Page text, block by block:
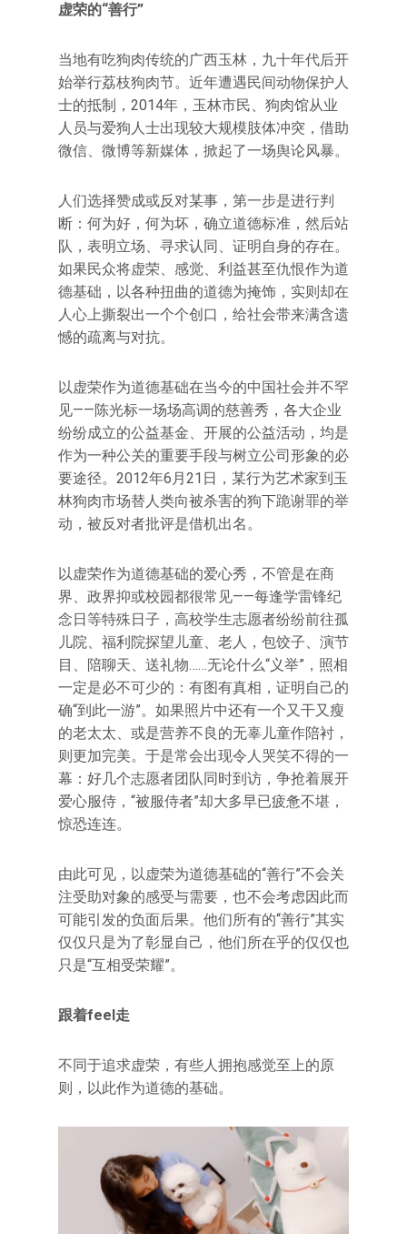
虚荣的“善行”
当地有吃狗肉传统的广西玉林，九十年代后开
始举行荔枝狗肉节。近年遭遇民间动物保护人
士的抵制，2014年，玉林市民、狗肉馆从业
人员与爱狗人士出现较大规模肢体冲突，借助
微信、微博等新媒体，掀起了一场舆论风暴。
人们选择赞成或反对某事，第一步是进行判
断：何为好，何为坏，确立道德标准，然后站
队，表明立场、寻求认同、证明自身的存在。
如果民众将虚荣、感觉、利益甚至仇恨作为道
德基础，以各种扭曲的道德为掩饰，实则却在
人心上撕裂出一个个创口，给社会带来满含遗
憾的疏离与对抗。
以虚荣作为道德基础在当今的中国社会并不罕
见——陈光标一场场高调的慈善秀，各大企业
纷纷成立的公益基金、开展的公益活动，均是
作为一种公关的重要手段与树立公司形象的必
要途径。2012年6月21日，某行为艺术家到玉
林狗肉市场替人类向被杀害的狗下跪谢罪的举
动，被反对者批评是借机出名。
以虚荣作为道德基础的爱心秀，不管是在商
界、政界抑或校园都很常见——每逢学雷锋纪
念日等特殊日子，高校学生志愿者纷纷前往孤
儿院、福利院探望儿童、老人，包饺子、演节
目、陪聊天、送礼物……无论什么“义举”，照相
一定是必不可少的：有图有真相，证明自己的
确“到此一游”。如果照片中还有一个又干又瘦
的老太太、或是营养不良的无辜儿童作陪衬，
则更加完美。于是常会出现令人哭笑不得的一
幕：好几个志愿者团队同时到访，争抢着展开
爱心服侍，“被服侍者”却大多早已疲惫不堪，
惊恐连连。
由此可见，以虚荣为道德基础的“善行”不会关
注受助对象的感受与需要，也不会考虑因此而
可能引发的负面后果。他们所有的“善行”其实
仅仅只是为了彰显自己，他们所在乎的仅仅也
只是“互相受荣耀”。
跟着feel走
不同于追求虚荣，有些人拥抱感觉至上的原
则，以此作为道德的基础。